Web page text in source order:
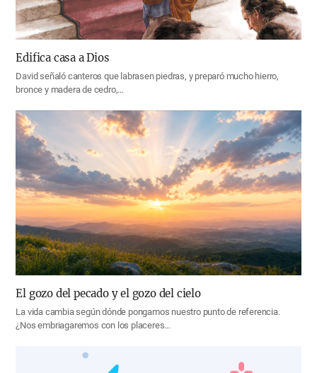
Edifica casa a Dios
David señaló canteros que labrasen piedras, y preparó mucho hierro,
bronce y madera de cedro,…
El gozo del pecado y el gozo del cielo
La vida cambia según dónde pongamos nuestro punto de referencia.
¿Nos embriagaremos con los placeres…